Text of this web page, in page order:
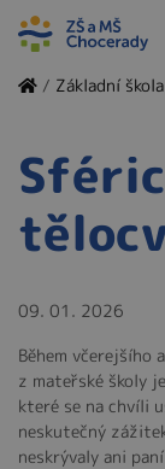
/ Základní škola
09. 01. 2026
Během včerejšího
z mateřské školy
které se na chvíli
neskutečný
neskrývaly ani